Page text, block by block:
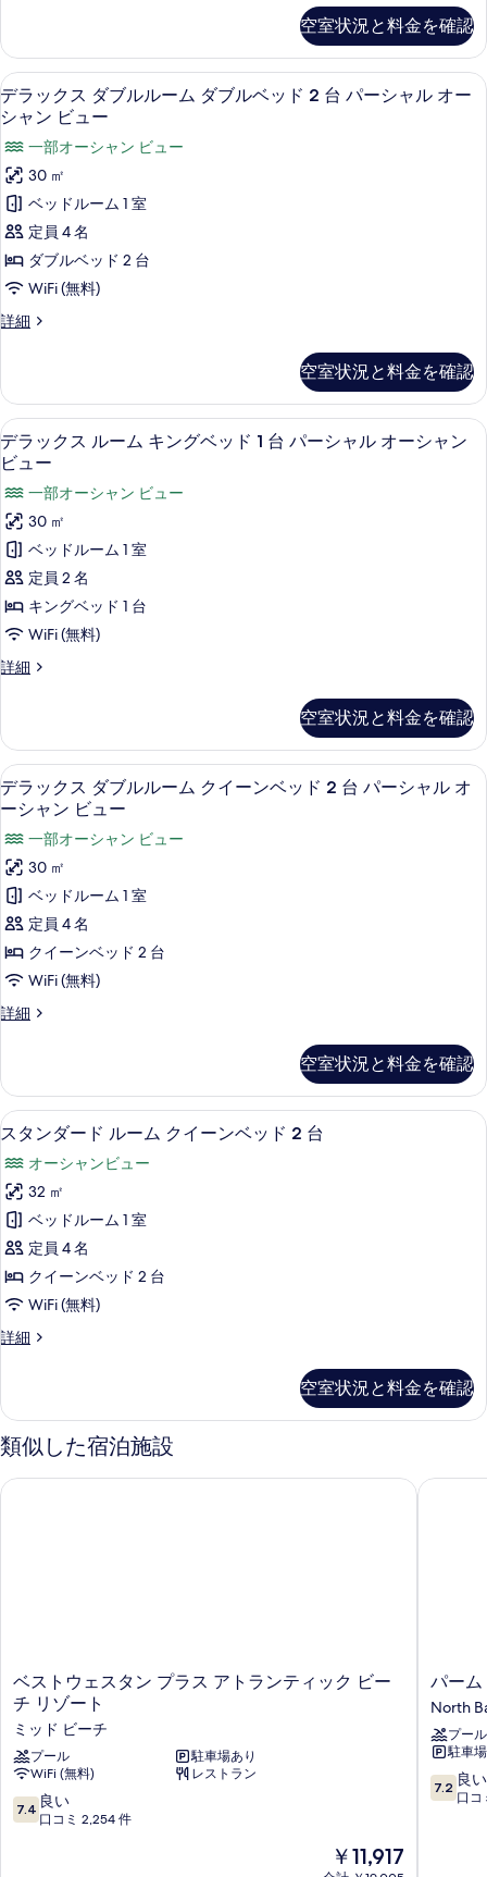
の
す
べ
て
の
写
真
を
表
示
ュ
ー
の
詳
細
グ
ベ
ッ
ド
1
台
シ
テ
ィ
ビ
ュ
す
べ
て
の
写
真
を
表
示
す
ス
ル
ー
ム
キ
ン
グ
ベ
ッ
ド
台
シ
ィ
の
詳
細
空室状況と料金を確認
デ
ラ
ッ
ク
ス
ダ
ブ
ル
ル
ダ
ブ
ル
ッ
ド
2
台
パ
ー
シ
ル
オ
ー
シ
ャ
ン
ビ
ュ
ー
の
す
の
写
真
を
表
示
す
る
セーフティボックス (室内)、デスク
5
デラックス ダブルルーム ダブルベッド 2 台 パーシャル オー
シャン ビュー
一部オーシャン ビュー
30 ㎡
ベッドルーム 1 室
定員 4 名
ダブルベッド 2 台
WiFi (無料)
詳細
デ
ス
ダ
ブ
ル
ル
ー
ム
ダ
ブ
ル
ッ
ド
台
ャ
ル
オ
ー
シ
ャ
ン
ビ
ュ
ー
の
細
空室状況と料金を確認
デ
ラ
ッ
ク
ス
ル
ー
ム
キ
ベ
ッ
ド
台
パ
ー
シ
ャ
ル
オ
シ
ャ
ン
ビ
ュ
ー
の
す
べ
て
真
を
表
セーフティボックス (室内)、デスク
5
デラックス ルーム キングベッド 1 台 パーシャル オーシャン
ビュー
一部オーシャン ビュー
30 ㎡
ベッドルーム 1 室
定員 2 名
キングベッド 1 台
WiFi (無料)
詳細
デ
ス
ル
ー
ム
ン
グ
ベ
ッ
ド
台
パ
シ
ー
シ
ャ
ン
ビ
ュ
ー
の
詳
細
空室状況と料金を確認
デ
ラ
ッ
ク
ス
ダ
ブ
ル
ル
ク
イ
ー
ン
ベ
ッ
ド
2
台
パ
ャ
ル
オ
ー
の
す
べ
て
の
デラックス ダブルルーム クイーン
9
デラックス ダブルルーム クイーンベッド 2 台 パーシャル オ
ーシャン ビュー
一部オーシャン ビュー
30 ㎡
ベッドルーム 1 室
定員 4 名
クイーンベッド 2 台
WiFi (無料)
詳細
デ
ス
ダ
ブ
ル
ー
ム
ク
イ
ー
ン
ベ
ッ
ド
パ
ー
シ
ャ
ル
詳
空室状況と料金を確認
ス
ン
ダ
ー
ド
ル
ム
イ
ー
ン
ベ
べ
て
の
写
真
を
スタンダード ルーム クイーンベッ
6
スタンダード ルーム クイーンベッド 2 台
オーシャンビュー
32 ㎡
ベッドルーム 1 室
定員 4 名
クイーンベッド 2 台
WiFi (無料)
詳細
ス
ー
ド
ル
ム
の
詳
空室状況と料金を確認
類似した宿泊施設
ベ
ス
ト
ウ
ェ
ス
タ
ン
ベストウェスタン プラス アトランティック ビー
チ リゾート
ミッド ビーチ
プール
駐車場あり
WiFi (無料)
レストラン
10
段
7.4 良い
口コミ 2,254 件
現
在
￥11,917
ベストウェスタン プラス アトランティック ビーチ リゾート
パ
ー
ム
ツ
リ
ー
ク
パーム
North
プール
駐車
10
段
7.2 良い
口コ
パーム